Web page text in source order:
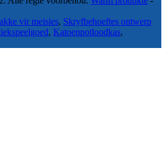
vir meisies, Skryfbehoeftes ontwerp
, Katoenpotloodkas,